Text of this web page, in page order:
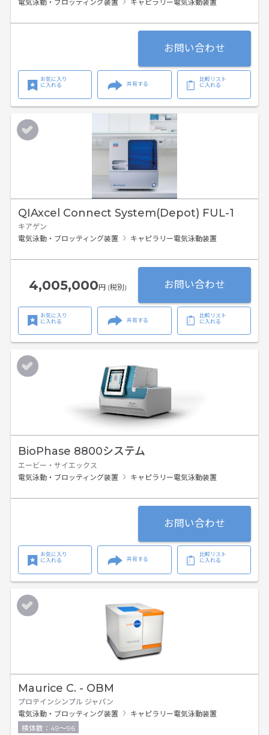
電気泳動・ブロッティング装置 キャピラリー電気泳動装置
お問い合わせ
お気に入り
に入れる
共有する
比較リスト
に入れる
QIAxcel Connect System(Depot) FUL-1
キアゲン
電気泳動・ブロッティング装置
キャピラリー電気泳動装置
4,005,000円 (税別) お問い合わせ
お気に入り
に入れる
共有する
比較リスト
に入れる
BioPhase 8800システム
エービー・サイエックス
電気泳動・ブロッティング装置
キャピラリー電気泳動装置
お問い合わせ
お気に入り
に入れる
共有する
比較リスト
に入れる
Maurice C. - OBM
プロテインシンプル ジャパン
電気泳動・ブロッティング装置
キャピラリー電気泳動装置
検体数：49～96